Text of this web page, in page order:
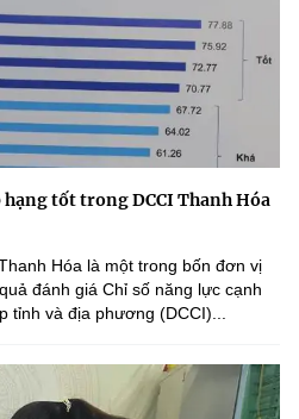
hạng tốt trong DCCI Thanh Hóa
Hóa là một trong bốn đơn vị
đánh giá Chỉ số năng lực cạnh
tỉnh và địa phương (DCCI)...